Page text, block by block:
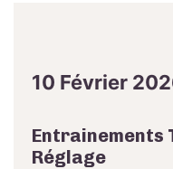
10 Février
Entrainements
Réglage